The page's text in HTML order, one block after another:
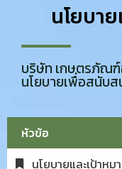
นโยบา
บริษัท เกษตรภัณ
นโยบายเพื่อสนับ
หัวข้อ
นโยบายและเป้าห